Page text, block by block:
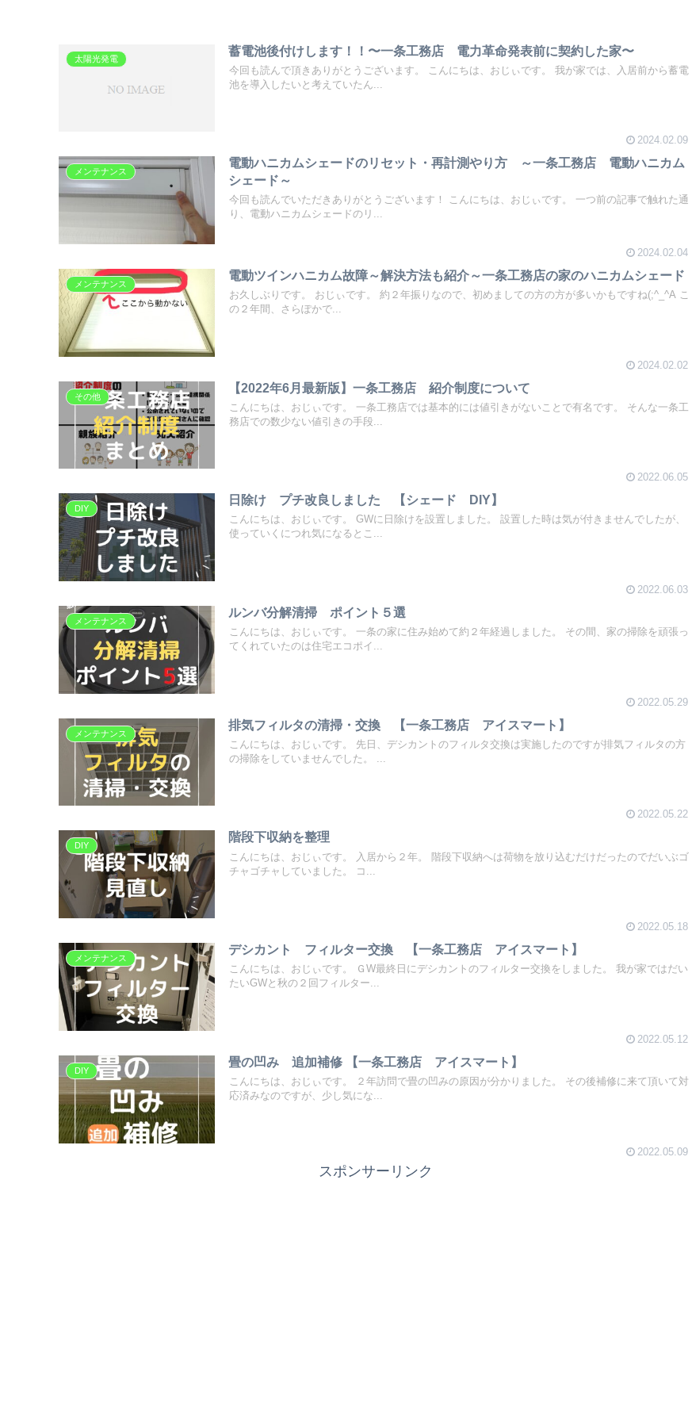
太陽光発電
蓄電池後付けします！！〜一条工務店 電力革命発表前に契約した家〜
今回も読んで頂きありがとうございます。 こんにちは、おじぃです。 我が家では、入居前から蓄電
池を導入したいと考えていたん...
2024.02.09
メンテナンス
電動ハニカムシェードのリセット・再計測やり方 ～一条工務店 電動ハニカム
シェード～
今回も読んでいただきありがとうございます！ こんにちは、おじぃです。 一つ前の記事で触れた通
り、電動ハニカムシェードのリ...
2024.02.04
メンテナンス
電動ツインハニカム故障～解決方法も紹介～一条工務店の家のハニカムシェード
お久しぶりです。 おじぃです。 約２年振りなので、初めましての方の方が多いかもですね(;^_^A こ
の２年間、さらぽかで...
2024.02.02
その他
【2022年6月最新版】一条工務店 紹介制度について
こんにちは、おじぃです。 一条工務店では基本的には値引きがないことで有名です。 そんな一条工
務店での数少ない値引きの手段...
2022.06.05
DIY
日除け プチ改良しました 【シェード DIY】
こんにちは、おじぃです。 GWに日除けを設置しました。 設置した時は気が付きませんでしたが、
使っていくにつれ気になるとこ...
2022.06.03
メンテナンス
ルンバ分解清掃 ポイント５選
こんにちは、おじぃです。 一条の家に住み始めて約２年経過しました。 その間、家の掃除を頑張っ
てくれていたのは住宅エコポイ...
2022.05.29
メンテナンス
排気フィルタの清掃・交換 【一条工務店 アイスマート】
こんにちは、おじぃです。 先日、デシカントのフィルタ交換は実施したのですが排気フィルタの方
の掃除をしていませんでした。 ...
2022.05.22
DIY
階段下収納を整理
こんにちは、おじぃです。 入居から２年。 階段下収納へは荷物を放り込むだけだったのでだいぶゴ
チャゴチャしていました。 コ...
2022.05.18
メンテナンス
デシカント フィルター交換 【一条工務店 アイスマート】
こんにちは、おじぃです。 ＧW最終日にデシカントのフィルター交換をしました。 我が家ではだい
たいGWと秋の２回フィルター...
2022.05.12
DIY
畳の凹み 追加補修 【一条工務店 アイスマート】
こんにちは、おじぃです。 ２年訪問で畳の凹みの原因が分かりました。 その後補修に来て頂いて対
応済みなのですが、少し気にな...
2022.05.09
スポンサーリンク